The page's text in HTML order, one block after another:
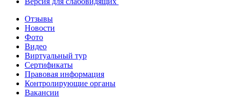
Отзывы
Новости
Фото
Видео
Виртуальный тур
Сертификаты
Правовая информация
Контролирующие органы
Вакансии